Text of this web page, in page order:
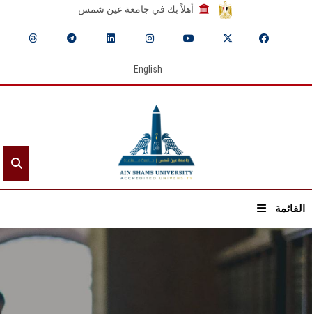
أهلاً بك في جامعة عين شمس
English
القائمة
الرئيسيـة